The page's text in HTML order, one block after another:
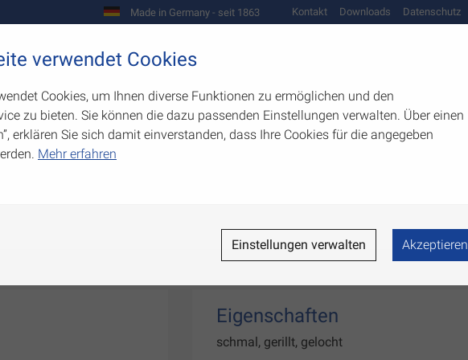
Made in Germany - seit 1863 Kontakt Downloads Datenschutz
Werkzeugbau
Eigenschaften
schmal, gerillt, gelocht
verwendet Cookies
Cookies, um Ihnen diverse Funktionen zu ermöglichen und den
zu bieten. Sie können die dazu passenden Einstellungen verwalten. Über einen
erklären Sie sich damit einverstanden, dass Ihre Cookies für die angegeben
Mehr erfahren
Einstellungen verwalten Akzeptieren